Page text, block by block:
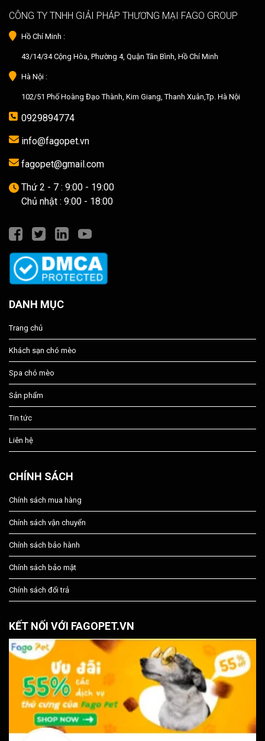
CÔNG TY TNHH GIẢI PHÁP THƯƠNG MẠI FAGO GROUP
Hồ Chí Minh :
43/14/34 Cộng Hòa, Phường 4, Quận Tân Bình, Hồ Chí Minh
Hà Nội :
102/51 Phố Hoàng Đạo Thành, Kim Giang, Thanh Xuân,Tp. Hà Nội
0929894774
info@fagopet.vn
fagopet@gmail.com
Thứ 2 - 7 : 9:00 - 19:00
Chủ nhật : 9:00 - 18:00
DANH MỤC
Trang chủ
Khách sạn chó mèo
Spa chó mèo
Sản phẩm
Tin tức
Liên hệ
CHÍNH SÁCH
Chính sách mua hàng
Chính sách vận chuyển
Chính sách bảo hành
Chính sách bảo mật
Chính sách đổi trả
KẾT NỐI VỚI FAGOPET.VN